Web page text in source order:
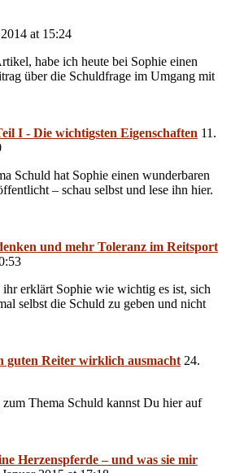
at 15:24
habe ich heute bei Sophie einen
über die Schuldfrage im Umgang mit
I - Die wichtigsten Eigenschaften 11.
Schuld hat Sophie einen wunderbaren
– schau selbst und lese ihn hier.
und mehr Toleranz im Reitsport
erklärt Sophie wie wichtig es ist, sich
selbst die Schuld zu geben und nicht
guten Reiter wirklich ausmacht 24.
Thema Schuld kannst Du hier auf
Herzenspferde – und was sie mir